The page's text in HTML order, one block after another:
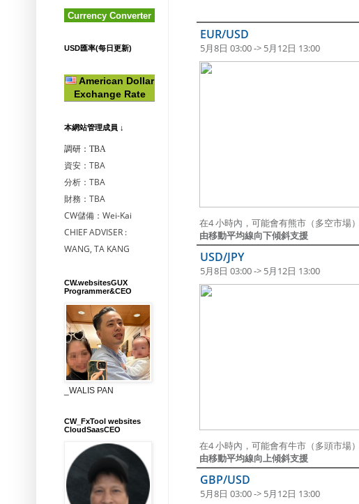
EUR/USD
5月8日 03:00 -> 5月12日 13:00
在4 小時內，可能會有熊市（多空市場
由移動平均線向下傾斜支援
USD/JPY
5月8日 03:00 -> 5月12日 13:00
在4 小時內，可能會有牛市（多頭市場
由移動平均線向上傾斜支援
GBP/USD
5月8日 03:00 -> 5月12日 13:00
Currency Converter
USD匯率(每日更新)
American Dollar
Exchange Rate
本網站管理成員 ↓
調研：TBA
資安：TBA
分析：TBA
財務：TBA
CW儲備：Wei-Kai
CHIEF ADVISER :
WANG, TA KANG
CW.websitesGUX
Programmer&CEO
_WALIS PAN
CW_FxTool websites
CloudSaasCEO